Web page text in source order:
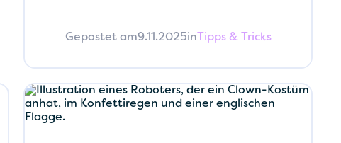
Gepostet am9.11.2025in Tipps & Tricks